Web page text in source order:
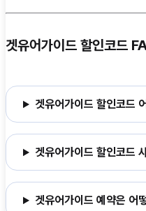
겟유어가이드 할인코드
겟유어가이드 할인코드
겟유어가이드 할인코드
겟유어가이드 예약은 어